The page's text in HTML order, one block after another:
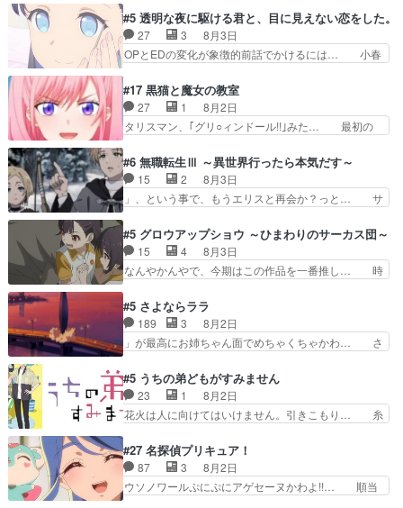
ナとミミも可愛かった2人の関係… 確かに相手に
も家族や大切な人はいるけど、… 白シャツが作業
着みたいなもんなんですかね…
はり出オチ感が否めず、エピソードの打率… 田山
さんが佐々木さんに沼っていく…こんな… 佐々木
さん、腕フェチなんですね笑最近まじ… 佐々木が
ガラケーからスマホに変えるって、… もうドラマ
ゃわない？佐々木さんの優しさ… 先行で見た時よ
り2人のやり取りに癒しを感… ABEMA版の7〜8
話佐々木が実年齢以上…
#5 透明な夜に駆ける君と、目に見えない恋をした。
27 3
8月3日
OPとEDの変化が象徴的前話でかけるには… 小春
か、こんな風に見えてるのかぁ。かける… 完全な
両片思いになりましたねぇ…OPとE… 余計な物
は描かず白く靄がかった小春ちゃん… 光も感じな
い完全な盲目なんやね…おめかし… 母役に能登さ
も描かれていて良かった本当… 股に海豚を挟み水
上バスでの会話を反芻…恋… OPEDとも無人バー
ジョンから主人公２人…
#17 黒猫と魔女の教室
27 1
8月2日
タリスマン、｢グリ○ィンドール!!｣みた… 最初の
ホントスピカが大好きだよね。ツン… 一等級ポテ
ンシャルのアリアちゃん可愛くて… そういや、ア
リアは能力は最上級のくせに、… とうとうアリア
と直接競う場がきたこれまで… 毎度ながらのスピ
マン趣味ダダ漏れで好き… 期末試験が始まろうと
しておりスピカは対策… 能力鑑定胸像タリスマン
氏容姿も評価してし…
#6 無職転生Ⅲ ～異世界行ったら本気だす～
15 2
8月3日
」、という事で、もうエリスと再会か？っと… サ
関係の清算が粛々と進められているサラ… サラと
の関係に対して完全に「昔の女」とし… ルーシー
にデレるルディが完全に親バカで微… サラとは会
ってほしいちゃんとした別れ方し… サラは未練0
キャラモヤモヤする別れ方だ… 役で出演させてい
ただきました！よろしくお… 毎クールメインヒロ
インを好きになっちゃう…
#5 グロウアップショウ ～ひまわりのサーカス団～
15 4
8月3日
なんやかんやで、今期はこの作品を一番推し… 時
愛すぎるな楠木ともりちゃんのね… デフォルメさ
れた表情が特に多かったのが印… 葵＆茜の回も良
きでした。あの証拠写真、ひ… 互いが互いのこと
を想っているのにすれ違っ… 第５話をｄアニメス
んと練習したい〟と言… 本当この作品は「キャ
ラ」を活かすのがうま… みずかちゃんの介入で双
子の仲にヒビが………
#5 さよならララ
189 3
8月2日
」が最高にお姉ちゃん面でめちゃくちゃかわ… さ
を振り切ってみんなに謝ったララの思い… 仕事に
馴染めない辺り観ていて苦しいところ… ララちゃ
んの事情はもう少し皆に話して良い… ララと茉里
とで初のアルバイト。七転八倒し… 労働するプリ
てケーキ食べて、帰りにカメ… ララが働く事での
てんやわんや。働いて大変… 地道に働き人と関わ
る日々の中に愛を見いだ…
#5 うちの弟どもがすみません
23 1
8月2日
花火は人に向けてはいけません。引きこもり… 糸
お名前を見たんだけどあの中村大樹さん… 糸ちゃ
んカッケー、色んな意味でwゲームが… 姉から性
的興奮覚えてないよね？なんて言わ… テーマ：引
きこもりの理由感想は、久しぶり… 元ゲーマーな
#27 名探偵プリキュア！
87 3
8月2日
ウソノワールぷにぷにアゲセーヌかわよ!!… 順当